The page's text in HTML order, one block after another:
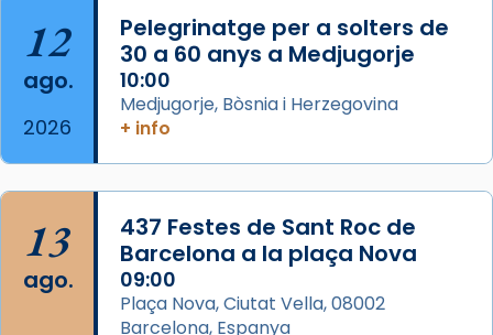
Foto
View on Facebook ·
12
ago.
2026
Pelegrinatge per a solters de
30 a 60 anys a Medjugorje
10:00
Medjugorje, Bòsnia i Herzegovina
+ info
13
ago.
437 Festes de Sant Roc de
Barcelona a la plaça Nova
09:00
Plaça Nova, Ciutat Vella, 08002
Barcelona, Espanya